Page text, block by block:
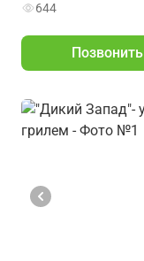
644
Позвонить